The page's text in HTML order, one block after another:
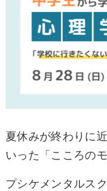
夏休みが終わりに
いった「こころの
プシケメンタルス